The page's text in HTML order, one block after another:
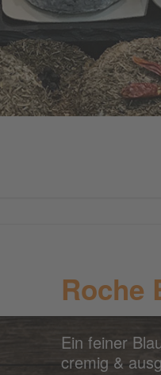
Roche
Ein feiner
cremig &